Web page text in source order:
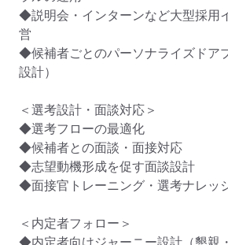
◆説明会・インターンなど大型採用
営
◆候補者ごとのパーソナライズドア
設計）
＜選考設計・面談対応＞
◆選考フローの最適化
◆候補者との面談・面接対応
◆志望動機形成を促す面談設計
◆面接官トレーニング・選考ナレッ
＜内定者フォロー＞